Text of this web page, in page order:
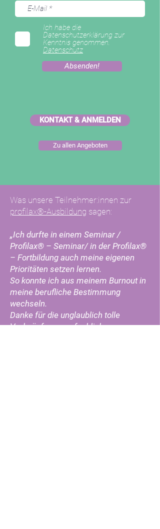
Ich habe die
Datenschutzerklärung zur
Kenntnis genommen.
Datenschutz
Absenden!
KONTAKT & ANMELDEN
Zu allen Angeboten
Was unsere Teilnehmer:innen zur
profilax®-Ausbildung sagen:
„Ich durfte in einem Seminar /
Profilax® – Seminar/ in der Profilax®
– Fortbildung auch meine eigenen
Prioritäten setzen lernen.
So konnte ich aus meinem Burnout in
meine berufliche Bestimmung
wechseln.
Danke für die unglaublich tolle
Verknüpfung von fachlicher